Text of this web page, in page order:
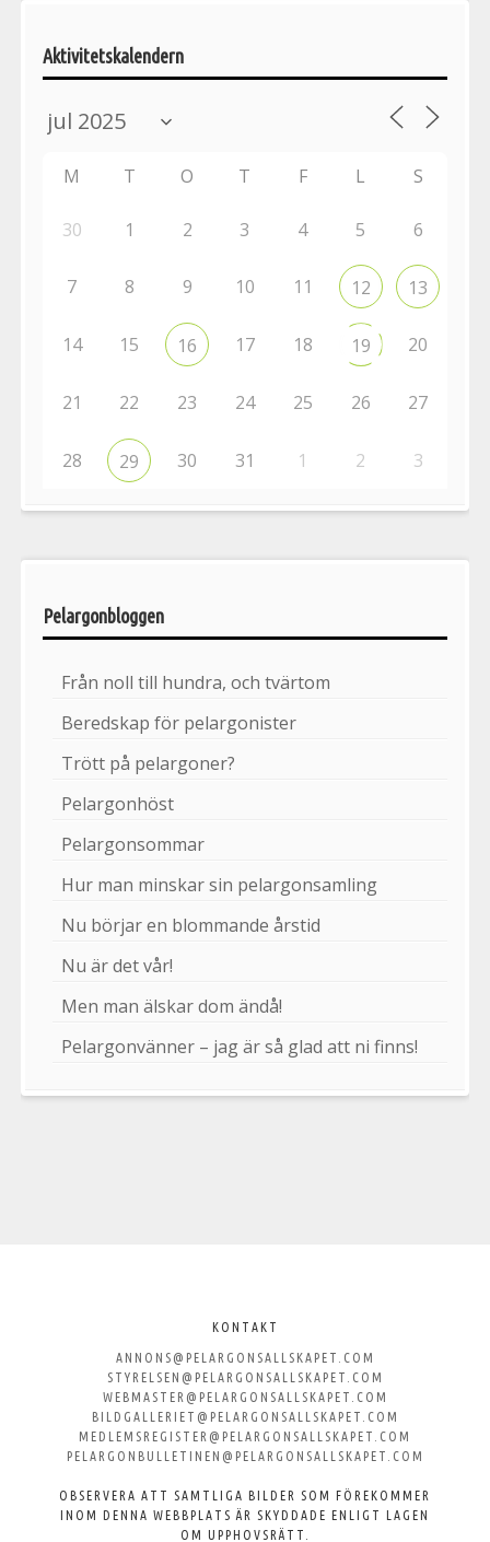
Aktivitetskalendern
M T O T F L S
30 1 2 3 4 5 6
7 8 9 10 11 12 13
14 15 16 17 18 19 20
21 22 23 24 25 26 27
28 29 30 31 1 2 3
Pelargonbloggen
Från noll till hundra, och tvärtom
Beredskap för pelargonister
Trött på pelargoner?
Pelargonhöst
Pelargonsommar
Hur man minskar sin pelargonsamling
Nu börjar en blommande årstid
Nu är det vår!
Men man älskar dom ändå!
Pelargonvänner – jag är så glad att ni finns!
Svenska
Pelargonsällskapet
KONTAKT
ANNONS@PELARGONSALLSKAPET.COM
STYRELSEN@PELARGONSALLSKAPET.COM
WEBMASTER@PELARGONSALLSKAPET.COM
BILDGALLERIET@PELARGONSALLSKAPET.COM
MEDLEMSREGISTER@PELARGONSALLSKAPET.COM
PELARGONBULLETINEN@PELARGONSALLSKAPET.COM
OBSERVERA ATT SAMTLIGA BILDER SOM FÖREKOMMER
INOM DENNA WEBBPLATS ÄR SKYDDADE ENLIGT LAGEN
OM UPPHOVSRÄTT.